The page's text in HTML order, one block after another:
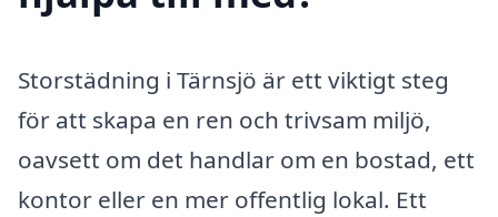
Storstädning i Tärnsjö är ett viktigt steg
för att skapa en ren och trivsam miljö,
oavsett om det handlar om en bostad, ett
kontor eller en mer offentlig lokal. Ett